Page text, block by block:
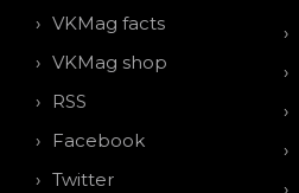
VKMag facts
VKMag shop
RSS
Facebook
Twitter